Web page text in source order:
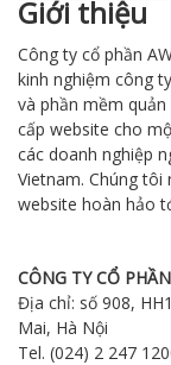
Giới thiệu
Công ty cổ phần
kinh nghiệm công
và phần mềm
cấp website cho
các doanh nghiệp
Vietnam. Chúng
website hoàn hảo
CÔNG TY CỔ
Địa chỉ: số 908,
Mai, Hà Nội
Tel. (024) 2 247